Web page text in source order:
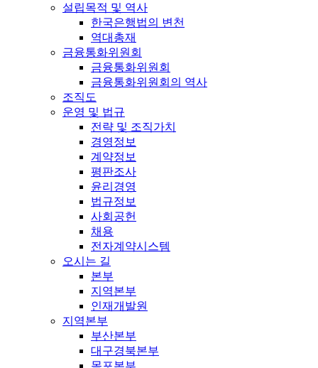
설립목적 및 역사
한국은행법의 변천
역대총재
금융통화위원회
금융통화위원회
금융통화위원회의 역사
조직도
운영 및 법규
전략 및 조직가치
경영정보
계약정보
평판조사
윤리경영
법규정보
사회공헌
채용
전자계약시스템
오시는 길
본부
지역본부
인재개발원
지역본부
부산본부
대구경북본부
목포본부